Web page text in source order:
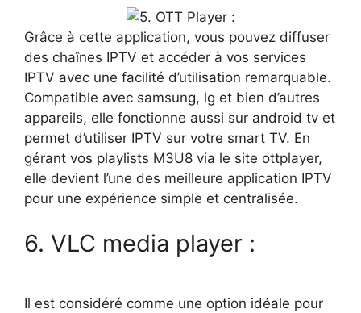
Grâce à cette application, vous pouvez diffuser
des chaînes IPTV et accéder à vos services
IPTV avec une facilité d’utilisation remarquable.
Compatible avec samsung, lg et bien d’autres
appareils, elle fonctionne aussi sur android tv et
permet d’utiliser IPTV sur votre smart TV. En
gérant vos playlists M3U8 via le site ottplayer,
elle devient l’une des meilleure application IPTV
pour une expérience simple et centralisée.
6. VLC media player :
Il est considéré comme une option idéale pour